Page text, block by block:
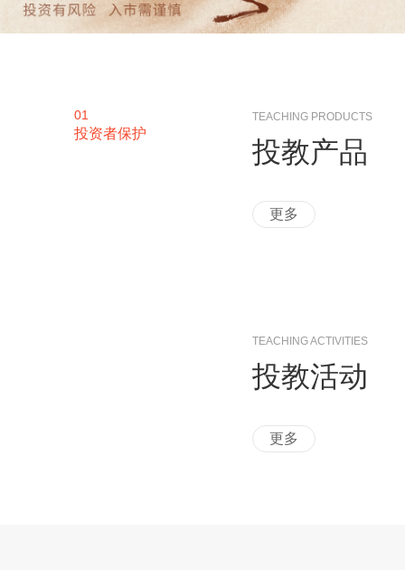
01
投资者保护
TEACHING PRODUCTS
投教产品
更多
TEACHING ACTIVITIES
投教活动
更多